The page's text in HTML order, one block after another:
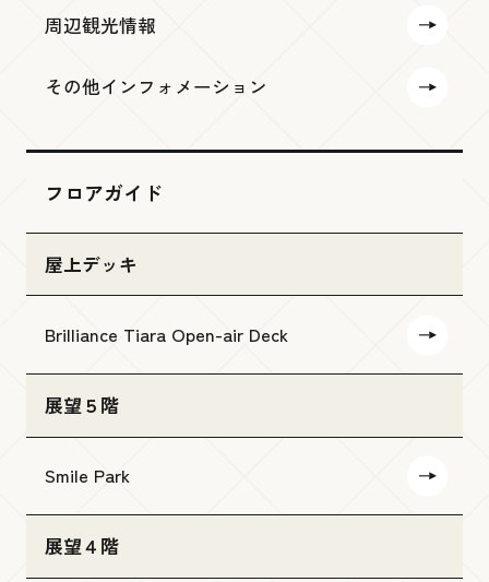
周辺観光情報
その他インフォメーション
フロアガイド
屋上デッキ
Brilliance Tiara Open-air Deck
展望５階
Smile Park
展望４階